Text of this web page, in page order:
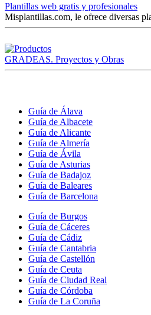
Plantillas web gratis y profesionales
Misplantillas.com, le ofrece diversas
GRADEAS. Proyectos y Obras
Guía de Álava
Guía de Albacete
Guía de Alicante
Guía de Almería
Guía de Ávila
Guía de Asturias
Guía de Badajoz
Guía de Baleares
Guía de Barcelona
Guía de Burgos
Guía de Cáceres
Guía de Cádiz
Guía de Cantabria
Guía de Castellón
Guía de Ceuta
Guía de Ciudad Real
Guía de Córdoba
Guía de La Coruña